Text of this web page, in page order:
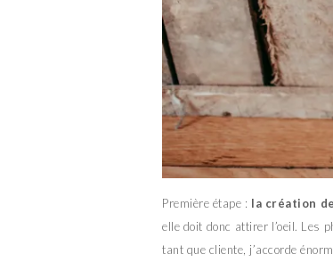
Première étape : la création
elle doit donc attirer l’oeil. Les
tant que cliente, j’accorde